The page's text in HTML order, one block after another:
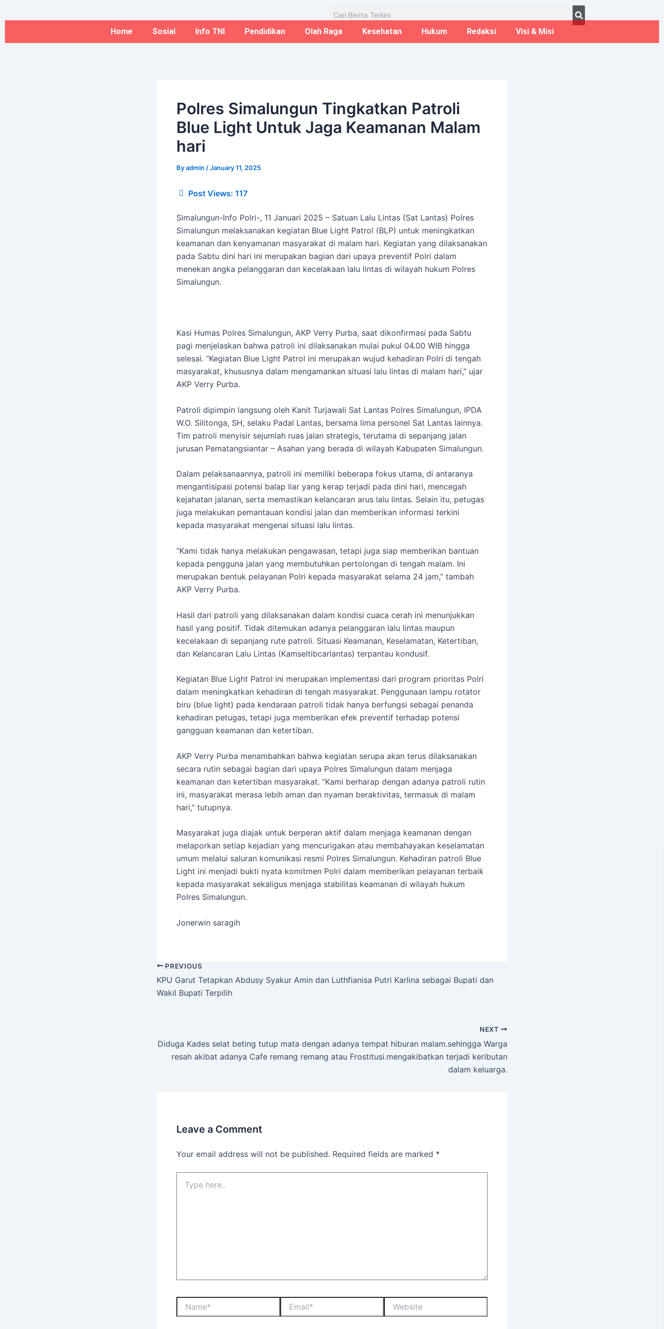
to
Home Sosial Info TNI Pendidikan Olah Raga Kesehatan Hukum Redaksi Visi & Misi
Polres Simalungun Tingkatkan Patroli
Blue Light Untuk Jaga Keamanan Malam
hari
Byadmin /January 11, 2025
Post Views: 117
Simalungun-Info Polri-, 11 Januari 2025 – Satuan Lalu Lintas (Sat Lantas) Polres
Simalungun melaksanakan kegiatan Blue Light Patrol (BLP) untuk meningkatkan
keamanan dan kenyamanan masyarakat di malam hari. Kegiatan yang dilaksanakan
pada Sabtu dini hari ini merupakan bagian dari upaya preventif Polri dalam
menekan angka pelanggaran dan kecelakaan lalu lintas di wilayah hukum Polres
Simalungun.
Kasi Humas Polres Simalungun, AKP Verry Purba, saat dikonfirmasi pada Sabtu
pagi menjelaskan bahwa patroli ini dilaksanakan mulai pukul 04.00 WIB hingga
selesai. “Kegiatan Blue Light Patrol ini merupakan wujud kehadiran Polri di tengah
masyarakat, khususnya dalam mengamankan situasi lalu lintas di malam hari,” ujar
AKP Verry Purba.
Patroli dipimpin langsung oleh Kanit Turjawali Sat Lantas Polres Simalungun, IPDA
W.O. Silitonga, SH, selaku Padal Lantas, bersama lima personel Sat Lantas lainnya.
Tim patroli menyisir sejumlah ruas jalan strategis, terutama di sepanjang jalan
jurusan Pematangsiantar – Asahan yang berada di wilayah Kabupaten Simalungun.
Dalam pelaksanaannya, patroli ini memiliki beberapa fokus utama, di antaranya
mengantisipasi potensi balap liar yang kerap terjadi pada dini hari, mencegah
kejahatan jalanan, serta memastikan kelancaran arus lalu lintas. Selain itu, petugas
juga melakukan pemantauan kondisi jalan dan memberikan informasi terkini
kepada masyarakat mengenai situasi lalu lintas.
“Kami tidak hanya melakukan pengawasan, tetapi juga siap memberikan bantuan
kepada pengguna jalan yang membutuhkan pertolongan di tengah malam. Ini
merupakan bentuk pelayanan Polri kepada masyarakat selama 24 jam,” tambah
AKP Verry Purba.
Hasil dari patroli yang dilaksanakan dalam kondisi cuaca cerah ini menunjukkan
hasil yang positif. Tidak ditemukan adanya pelanggaran lalu lintas maupun
kecelakaan di sepanjang rute patroli. Situasi Keamanan, Keselamatan, Ketertiban,
dan Kelancaran Lalu Lintas (Kamseltibcarlantas) terpantau kondusif.
Kegiatan Blue Light Patrol ini merupakan implementasi dari program prioritas Polri
dalam meningkatkan kehadiran di tengah masyarakat. Penggunaan lampu rotator
biru (blue light) pada kendaraan patroli tidak hanya berfungsi sebagai penanda
kehadiran petugas, tetapi juga memberikan efek preventif terhadap potensi
gangguan keamanan dan ketertiban.
AKP Verry Purba menambahkan bahwa kegiatan serupa akan terus dilaksanakan
secara rutin sebagai bagian dari upaya Polres Simalungun dalam menjaga
keamanan dan ketertiban masyarakat. “Kami berharap dengan adanya patroli rutin
ini, masyarakat merasa lebih aman dan nyaman beraktivitas, termasuk di malam
hari,” tutupnya.
Masyarakat juga diajak untuk berperan aktif dalam menjaga keamanan dengan
melaporkan setiap kejadian yang mencurigakan atau membahayakan keselamatan
umum melalui saluran komunikasi resmi Polres Simalungun. Kehadiran patroli Blue
Light ini menjadi bukti nyata komitmen Polri dalam memberikan pelayanan terbaik
kepada masyarakat sekaligus menjaga stabilitas keamanan di wilayah hukum
Polres Simalungun.
Jonerwin saragih
PREVIOUS
KPU Garut Tetapkan Abdusy Syakur Amin dan Luthfianisa Putri Karlina sebagai Bupati dan
Wakil Bupati Terpilih
NEXT
Diduga Kades selat beting tutup mata dengan adanya tempat hiburan malam.sehingga Warga
resah akibat adanya Cafe remang remang atau Frostitusi.mengakibatkan terjadi keributan
dalam keluarga.
Leave a Comment
Your email address will not be published. Required fields are marked *